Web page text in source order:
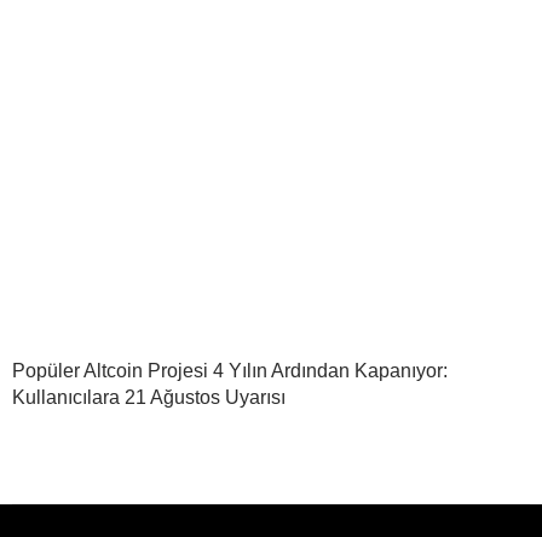
Popüler Altcoin Projesi 4 Yılın Ardından Kapanıyor:
Kullanıcılara 21 Ağustos Uyarısı